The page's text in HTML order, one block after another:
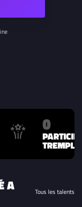
0
A Tous les talents